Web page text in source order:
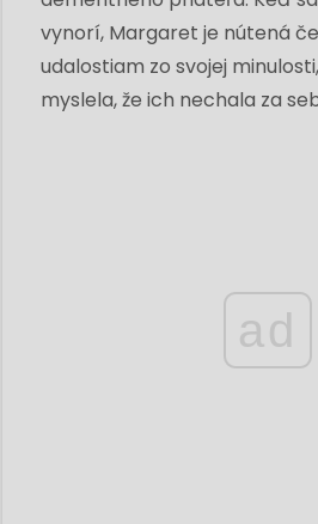
vynorí, Margaret je nútená
udalostiam zo svojej
myslela, že ich nechala za
ad